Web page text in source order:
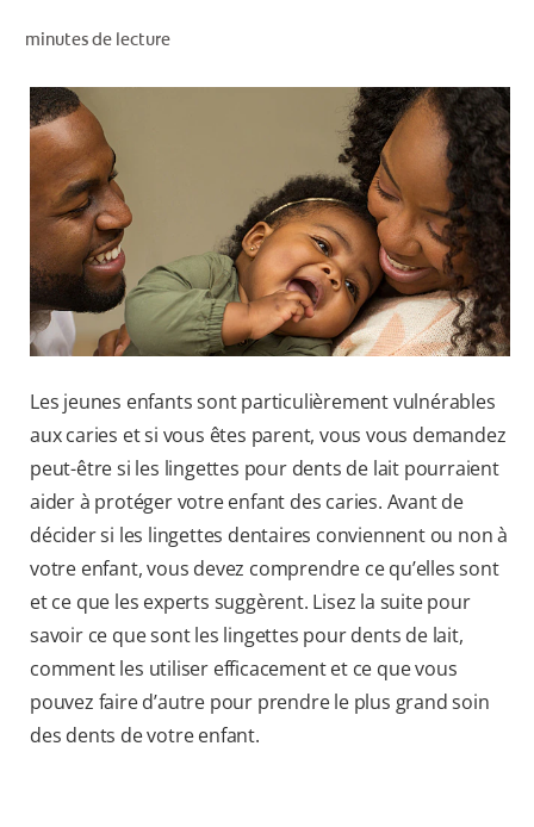
POUR LES PROFESSIONNELS
FR (CA)
minutes de lecture
Les jeunes enfants sont particulièrement vulnérables
aux caries et si vous êtes parent, vous vous demandez
peut-être si les lingettes pour dents de lait pourraient
aider à protéger votre enfant des caries. Avant de
décider si les lingettes dentaires conviennent ou non à
votre enfant, vous devez comprendre ce qu’elles sont
et ce que les experts suggèrent. Lisez la suite pour
savoir ce que sont les lingettes pour dents de lait,
comment les utiliser efficacement et ce que vous
pouvez faire d’autre pour prendre le plus grand soin
des dents de votre enfant.